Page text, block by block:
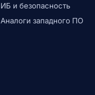
ИБ и безопасность
Аналоги западного ПО